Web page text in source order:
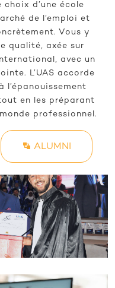
choix d’une école
de l’emploi et
Vous y
qualité, axée sur
avec un
L’UAS accorde
en les préparant
professionnel.
ALUMNI